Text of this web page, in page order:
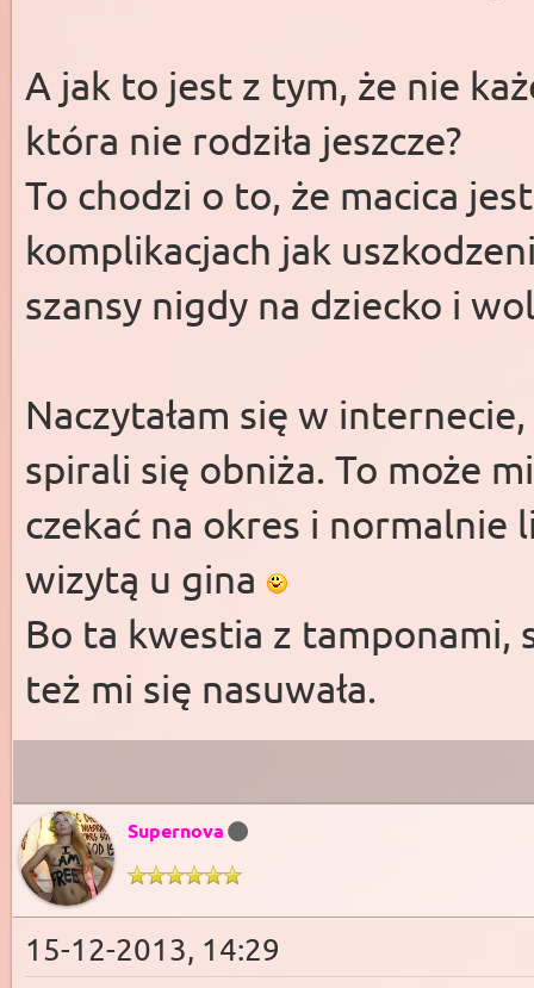
A jak to jest z tym, że nie
która nie rodziła jeszcze?
To chodzi o to, że macica
komplikacjach jak
szansy nigdy na dziecko i
Naczytałam się w
spirali się obniża. To może
czekać na okres i
wizytą u gina
Bo ta kwestia z tamponami,
też mi się nasuwała.
Supernova
15-12-2013, 14:29